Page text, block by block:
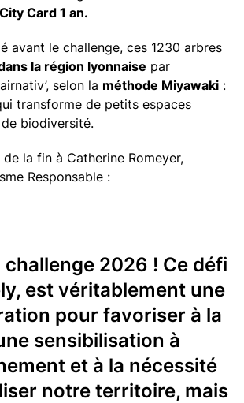
Card 1 an.
avant le challenge, ces 1230 arbres
la région lyonnaise par
selon la méthode Miyawaki :
transforme de petits espaces
biodiversité.
la fin à Catherine Romeyer,
Responsable :
challenge 2026 ! Ce défi
est véritablement une
pour favoriser à la
sensibilisation à
et à la nécessité
notre territoire, mais